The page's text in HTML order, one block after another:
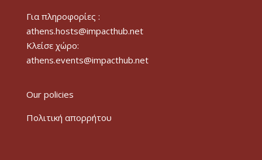
Για πληροφορίες :
athens.hosts@impacthub.net
Κλείσε χώρο:
athens.events@impacthub.net
Our policies
Πολιτική απορρήτου